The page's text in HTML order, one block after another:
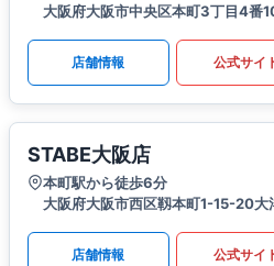
大阪府大阪市中央区本町3丁目4番
店舗情報 公式サイ
STABE大阪店
本町駅から徒歩6分
大阪府大阪市西区靱本町1-15-20大
店舗情報 公式サイ